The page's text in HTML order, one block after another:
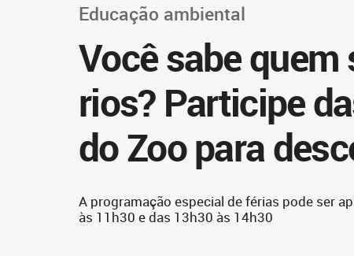
Educação ambiental
Você sabe
rios? Participe
do Zoo para
A programação especial de férias pode ser
às 11h30 e das 13h30 às 14h30